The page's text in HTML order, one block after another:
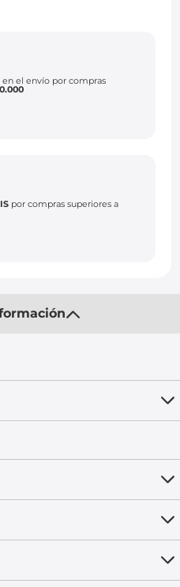
en el envío por compras
por compras superiores a